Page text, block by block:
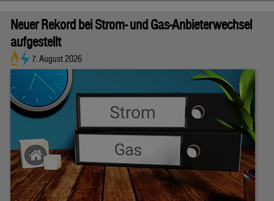
Neuer Rekord bei Strom- und Gas-Anbieterwechsel
aufgestellt
7. August 2026